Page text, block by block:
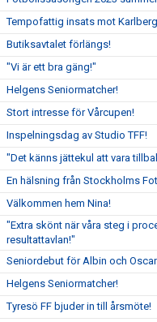
Tempofattig insats mot
Butiksavtalet förlängs!
"Vi är ett bra gäng!"
Helgens Seniormatcher!
Stort intresse för Vårcupen!
Inspelningsdag av Studio TFF!
"Det känns jättekul att vara
En hälsning från Stockholms
Välkommen hem Nina!
"Extra skönt när våra steg i
resultattavlan!"
Seniordebut för Albin och
Helgens Seniormatcher!
Tyresö FF bjuder in till årsmöte!